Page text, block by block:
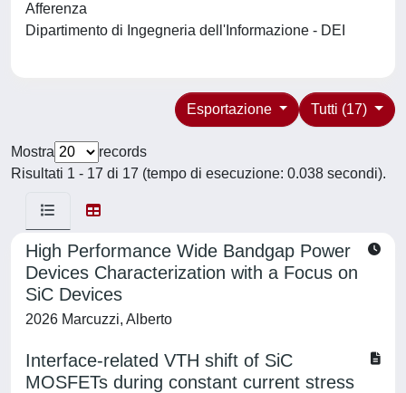
Afferenza
Dipartimento di Ingegneria dell'Informazione - DEI
Tutti (17)
Esportazione
Mostra
records
Risultati 1 - 17 di 17 (tempo di esecuzione: 0.038 secondi).
High Performance Wide Bandgap Power
Devices Characterization with a Focus on
SiC Devices
2026 Marcuzzi, Alberto
Interface-related VTH shift of SiC
MOSFETs during constant current stress